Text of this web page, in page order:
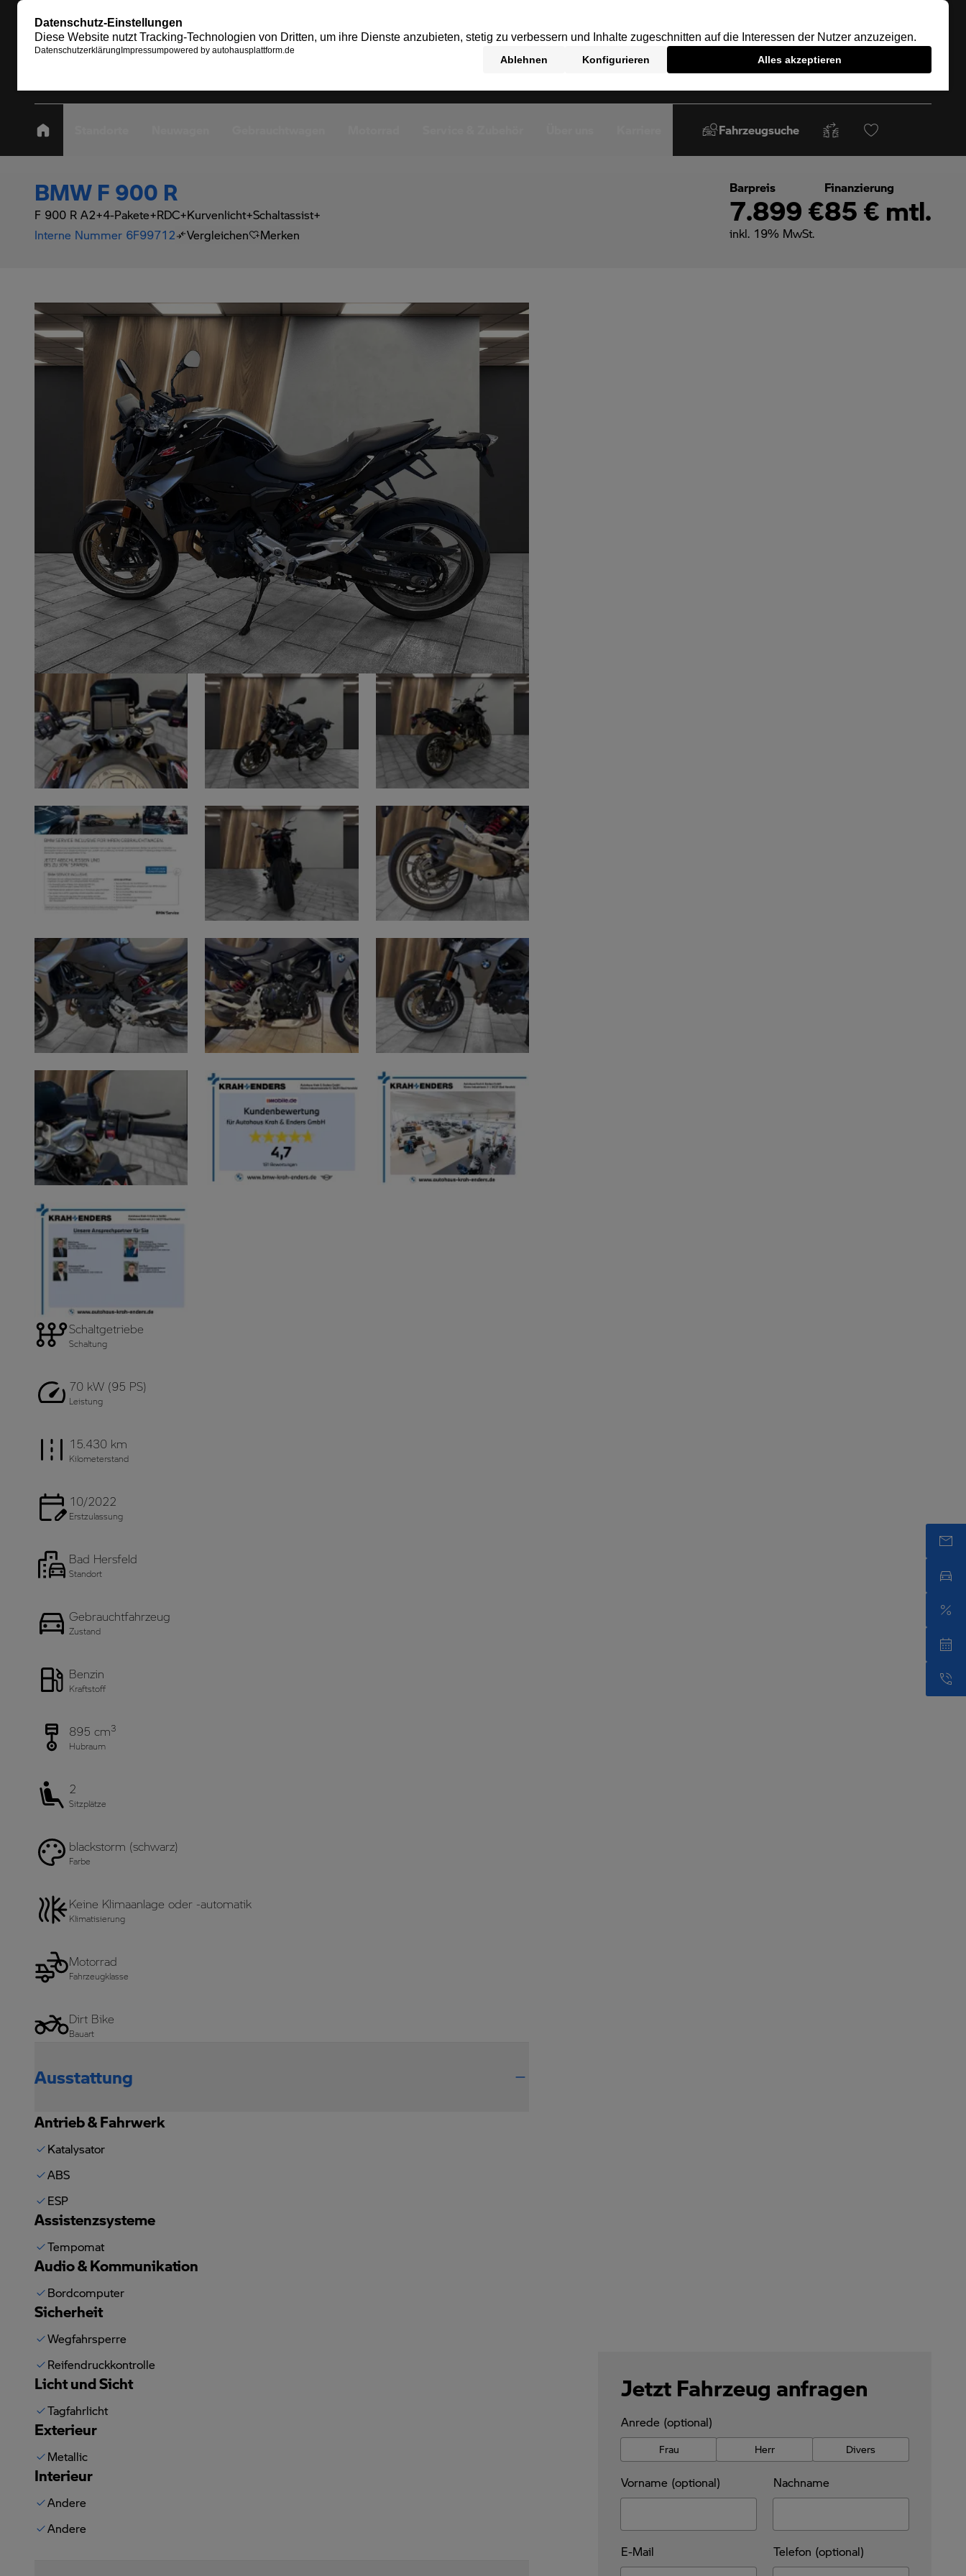
Fahrzeugsuche
BMW F 900 R
F 900 R A2+4-Pakete+RDC+Kurvenlicht+Schaltassist+
Interne Nummer 6F99712
Vergleichen Merken
Barpreis
7.899 €
inkl. 19% MwSt.
Finanzierung
85 € mtl.
Schaltgetriebe
Schaltung
70 kW (95 PS)
Leistung
15.430 km
Kilometerstand
10/2022
Erstzulassung
Bad Hersfeld
Standort
Gebrauchtfahrzeug
Zustand
Benzin
Kraftstoff
895 cm3
Hubraum
2
Sitzplätze
blackstorm (schwarz)
Farbe
Keine Klimaanlage oder -automatik
Klimatisierung
Motorrad
Fahrzeugklasse
Dirt Bike
Bauart
Ausstattung
Antrieb & Fahrwerk
Katalysator
ABS
ESP
Assistenzsysteme
Tempomat
Audio & Kommunikation
Bordcomputer
Sicherheit
Wegfahrsperre
Reifendruckkontrolle
Licht und Sicht
Tagfahrlicht
Exterieur
Metallic
Interieur
Andere
Andere
Jetzt Fahrzeug anfragen
Anrede (optional)
Frau Herr Divers
Vorname (optional) Nachname
E-Mail Telefon (optional)